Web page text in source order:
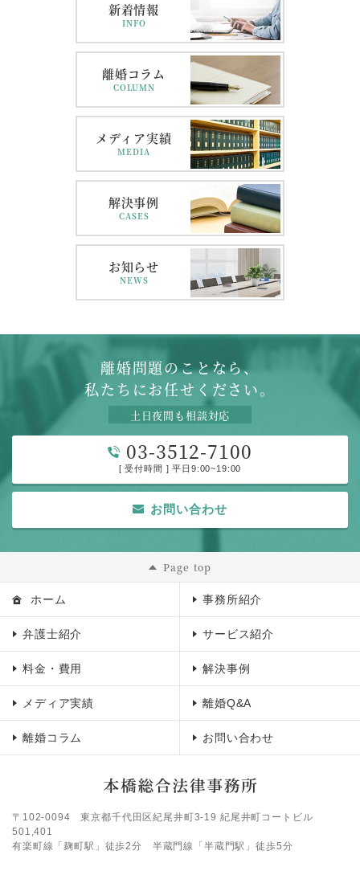
新着情報
INFO
離婚コラム
COLUMN
メディア実績
MEDIA
解決事例
CASES
お知らせ
NEWS
離婚問題のことなら、
私たちにお任せください。
土日夜間も相談対応
03-3512-7100
[ 受付時間 ] 平日9:00~19:00
お問い合わせ
Page top
ホーム 事務所紹介
弁護士紹介 サービス紹介
料金・費用 解決事例
メディア実績 離婚Q&A
離婚コラム お問い合わせ
〒102-0094東京都千代田区紀尾井町3-19 紀尾井町コートビル
501,401
有楽町線「麹町駅」徒歩2分 半蔵門線「半蔵門駅」徒歩5分